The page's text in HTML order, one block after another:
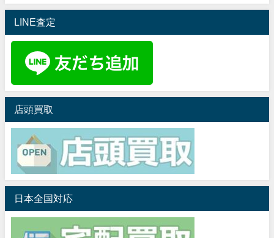
LINE査定
店頭買取
日本全国対応